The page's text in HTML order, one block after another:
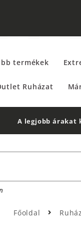
termékek
Ruházat
Főoldal